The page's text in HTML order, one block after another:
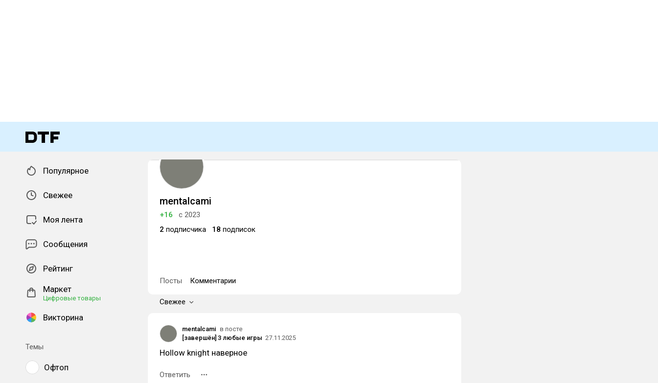
Популярное
Свежее
Моя лента
Сообщения
Рейтинг
Маркет
Цифровые товары
Викторина
Темы
Офтоп
mentalcami
+16
с 2023
2 подписчика 18 подписок
Посты Комментарии
Свежее
mentalcami в посте
[завершён] 3 любые игры 27.11.2025
Hollow knight наверное
Ответить